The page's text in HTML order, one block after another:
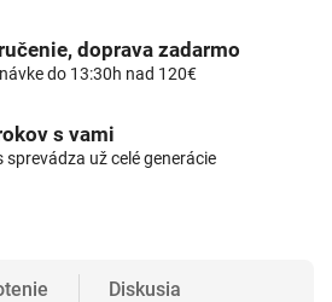
doprava zadarmo
do 13:30h nad 120€
s vami
už celé generácie
Diskusia